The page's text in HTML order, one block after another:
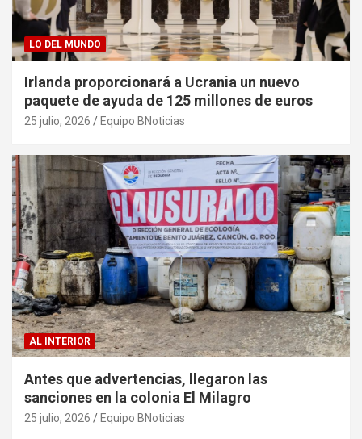
LO DEL MUNDO
Irlanda proporcionará a Ucrania un nuevo
paquete de ayuda de 125 millones de euros
25 julio, 2026 Equipo BNoticias
AL INTERIOR
Antes que advertencias, llegaron las
sanciones en la colonia El Milagro
25 julio, 2026 Equipo BNoticias